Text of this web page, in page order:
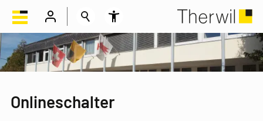
Onlineschalter